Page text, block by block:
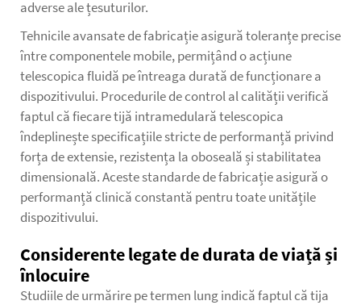
adverse ale țesuturilor.
Tehnicile avansate de fabricație asigură toleranțe precise
între componentele mobile, permițând o acțiune
telescopica fluidă pe întreaga durată de funcționare a
dispozitivului. Procedurile de control al calității verifică
faptul că fiecare tijă intramedulară telescopica
îndeplinește specificațiile stricte de performanță privind
forța de extensie, rezistența la oboseală și stabilitatea
dimensională. Aceste standarde de fabricație asigură o
performanță clinică constantă pentru toate unitățile
dispozitivului.
Considerente legate de durata de viață și
înlocuire
Studiile de urmărire pe termen lung indică faptul că tija